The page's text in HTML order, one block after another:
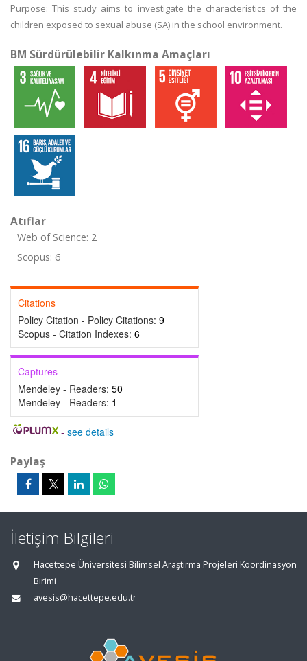
Purpose: This study aims to investigate the characteristics of the
children exposed to sexual abuse (SA) in the school environment.
BM Sürdürülebilir Kalkınma Amaçları
Atıflar
Web of Science: 2
Scopus: 6
Citations
Policy Citation - Policy Citations: 9
Scopus - Citation Indexes: 6
Captures
Mendeley - Readers: 50
Mendeley - Readers: 1
- see details
Paylaş
İletişim Bilgileri
Hacettepe Üniversitesi Bilimsel Araştırma Projeleri Koordinasyon
Birimi
avesis@hacettepe.edu.tr